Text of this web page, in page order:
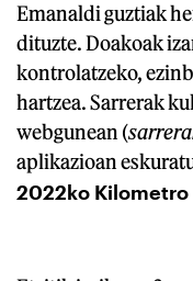
Emanaldi guztiak
dituzte. Doakoak
kontrolatzeko,
hartzea. Sarrerak
webgunean (
aplikazioan
2022ko Kilometro